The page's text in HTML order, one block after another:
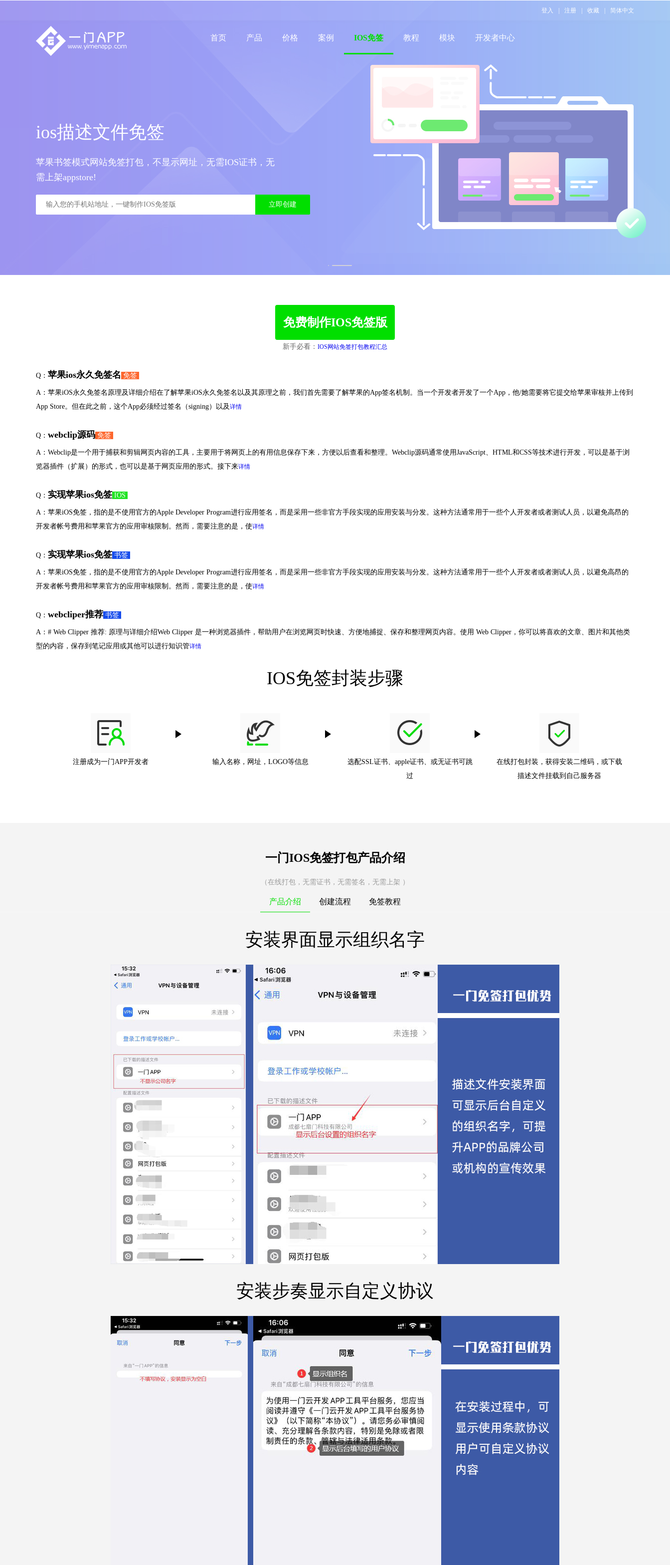
登入 注册 收藏 简体中文
首页 产品 价格 案例 IOS免签 教程 模块 开发者中心
ios描述文件免签
苹果书签模式网站免签打包，不显示网址，无需IOS证书，无
需上架appstore!
立即创建
免费制作IOS免签版
新手必看： IOS网站免签打包教程汇总
Q： 苹果ios永久免签名 免签
A：苹果iOS永久免签名原理及详细介绍在了解苹果iOS永久免签名以及其原理之前，我们首先需要了解苹果的App签名机制。当一个开发者开发了一个App，他/她需要将它提交给苹果审核并上传到
App Store。但在此之前，这个App必须经过签名（signing）以及详情
Q： webclip源码 免签
A：Webclip是一个用于捕获和剪辑网页内容的工具，主要用于将网页上的有用信息保存下来，方便以后查看和整理。Webclip源码通常使用JavaScript、HTML和CSS等技术进行开发，可以是基于浏
览器插件（扩展）的形式，也可以是基于网页应用的形式。接下来详情
Q： 实现苹果ios免签 IOS
A：苹果iOS免签，指的是不使用官方的Apple Developer Program进行应用签名，而是采用一些非官方手段实现的应用安装与分发。这种方法通常用于一些个人开发者或者测试人员，以避免高昂的
开发者帐号费用和苹果官方的应用审核限制。然而，需要注意的是，使详情
Q： 实现苹果ios免签 书签
A：苹果iOS免签，指的是不使用官方的Apple Developer Program进行应用签名，而是采用一些非官方手段实现的应用安装与分发。这种方法通常用于一些个人开发者或者测试人员，以避免高昂的
开发者帐号费用和苹果官方的应用审核限制。然而，需要注意的是，使详情
Q： webcliper推荐 书签
A：# Web Clipper 推荐: 原理与详细介绍Web Clipper 是一种浏览器插件，帮助用户在浏览网页时快速、方便地捕捉、保存和整理网页内容。使用 Web Clipper，你可以将喜欢的文章、图片和其他类
型的内容，保存到笔记应用或其他可以进行知识管详情
IOS免签封装步骤
注册成为一门APP开发者 输入名称，网址，LOGO等信息
选配SSL证书、apple证书、或无证书可跳
过
在线打包封装，获得安装二维码，或下载
描述文件挂载到自己服务器
一门IOS免签打包产品介绍
（在线打包，无需证书，无需签名，无需上架 ）
产品介绍 创建流程 免签教程
安装界面显示组织名字
安装步奏显示自定义协议